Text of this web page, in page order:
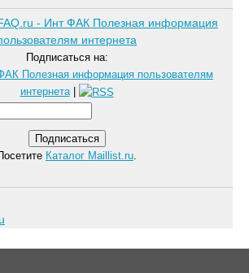
Подписаться на:
Полезная информация пользователям
интернета|
Каталог Maillist.ru.